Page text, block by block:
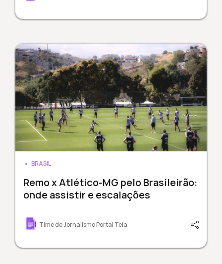
BRASIL
Remo x Atlético-MG pelo Brasileirão:
onde assistir e escalações
Time de Jornalismo Portal Tela